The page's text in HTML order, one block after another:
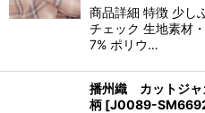
商品詳細 特徴 少し
チェック 生地素材
7% ポリウ…
播州織 カットジ
柄 [J0089-